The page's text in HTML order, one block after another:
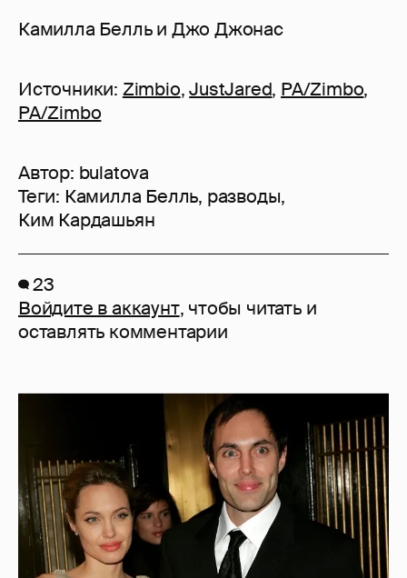
Камилла Белль и Джо Джонас
Источники: Zimbio,JustJared, PA/Zimbo,
PA/Zimbo
Автор: bulatova
Теги: Камилла Белль, разводы,
Ким Кардашьян
23
Войдите в аккаунт, чтобы читать и
оставлять комментарии